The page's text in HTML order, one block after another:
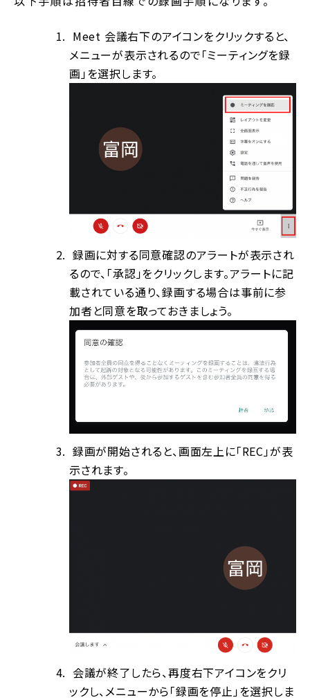
Meet 会議右下のアイコンをクリックすると、
メニューが表示されるので「ミーティングを録
画」を選択します。
録画に対する同意確認のアラートが表示され
るので、「承認」をクリックします。アラートに記
載されている通り、録画する場合は事前に参
加者と同意を取っておきましょう。
録画が開始されると、画面左上に「REC」が表
示されます。
会議が終了したら、再度右下アイコンをクリ
ックし、メニューから「録画を停止」を選択しま